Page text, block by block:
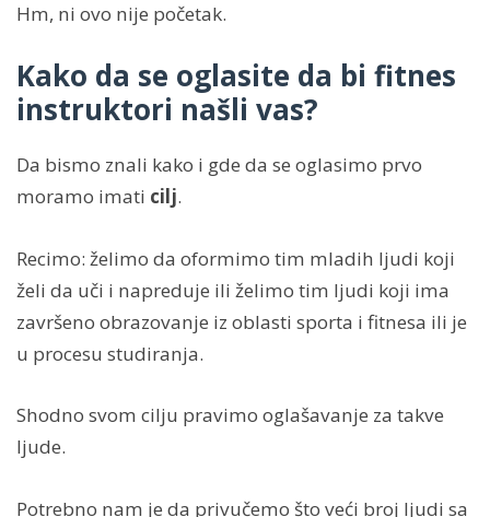
Hm, ni ovo nije početak.
Kako da se oglasite da bi fitnes
instruktori našli vas?
Da bismo znali kako i gde da se oglasimo prvo
moramo imati cilj.
Recimo: želimo da oformimo tim mladih ljudi koji
želi da uči i napreduje ili želimo tim ljudi koji ima
završeno obrazovanje iz oblasti sporta i fitnesa ili je
u procesu studiranja.
Shodno svom cilju pravimo oglašavanje za takve
ljude.
Potrebno nam je da privučemo što veći broj ljudi sa